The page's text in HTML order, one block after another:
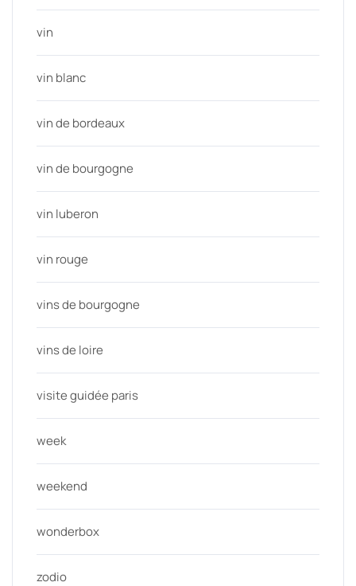
vin
vin blanc
vin de bordeaux
vin de bourgogne
vin luberon
vin rouge
vins de bourgogne
vins de loire
visite guidée paris
week
weekend
wonderbox
zodio